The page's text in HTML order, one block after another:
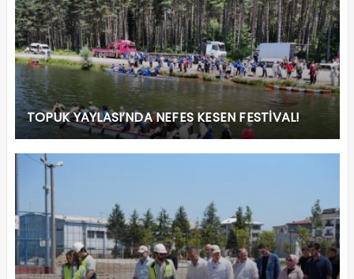
TOPUK YAYLASI’NDA NEFES KESEN FESTİVAL!